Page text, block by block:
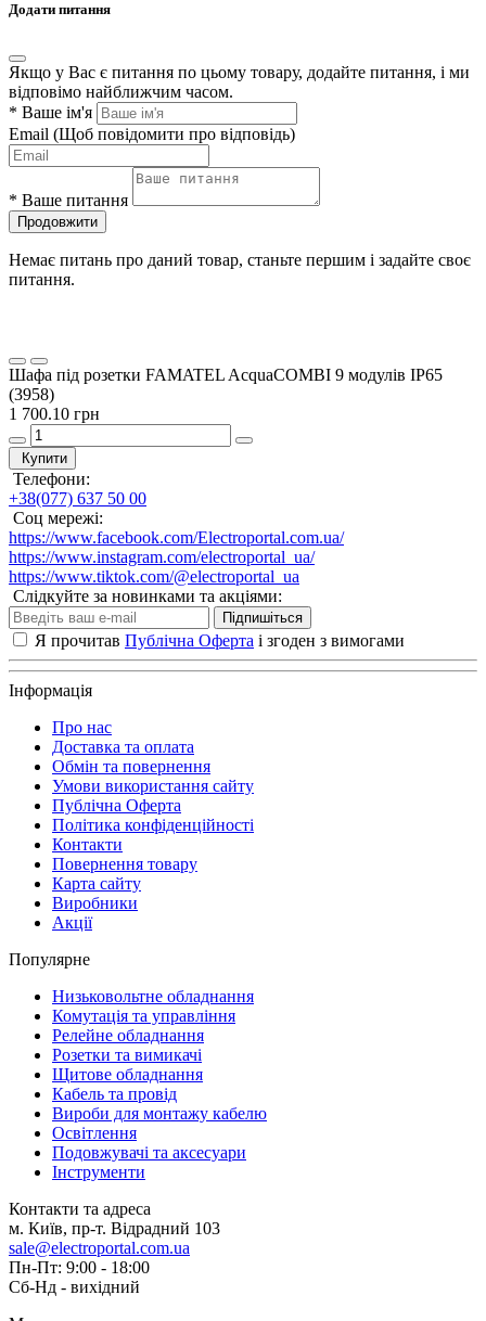
Додати питання
Якщо у Вас є питання по цьому товару, додайте питання, і ми
відповімо найближчим часом.
* Ваше ім'я
Email (Щоб повідомити про відповідь)
* Ваше питання
Продовжити
Немає питань про даний товар, станьте першим і задайте своє
питання.
Шафа під розетки FAMATEL AcquaCOMBI 9 модулів IP65
(3958)
1 700.10 грн
Купити
Телефони:
+38(077) 637 50 00
Соц мережі:
https://www.facebook.com/Electroportal.com.ua/
https://www.instagram.com/electroportal_ua/
https://www.tiktok.com/@electroportal_ua
Слідкуйте за новинками та акціями:
Підпишіться
Я прочитав Публічна Оферта і згоден з вимогами
Інформація
Про нас
Доставка та оплата
Обмін та повернення
Умови використання сайту
Публічна Оферта
Політика конфіденційності
Контакти
Повернення товару
Карта сайту
Виробники
Акції
Популярне
Низьковольтне обладнання
Комутація та управління
Релейне обладнання
Розетки та вимикачі
Щитове обладнання
Кабель та провід
Вироби для монтажу кабелю
Освітлення
Подовжувачі та аксесуари
Інструменти
Контакти та адреса
м. Київ, пр-т. Відрадний 103
sale@electroportal.com.ua
Пн-Пт: 9:00 - 18:00
Сб-Нд - вихідний